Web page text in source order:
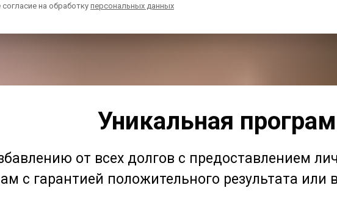
на обработку персональных данных
Уникальная
от всех долгов с предоставлением
с гарантией положительного результата или